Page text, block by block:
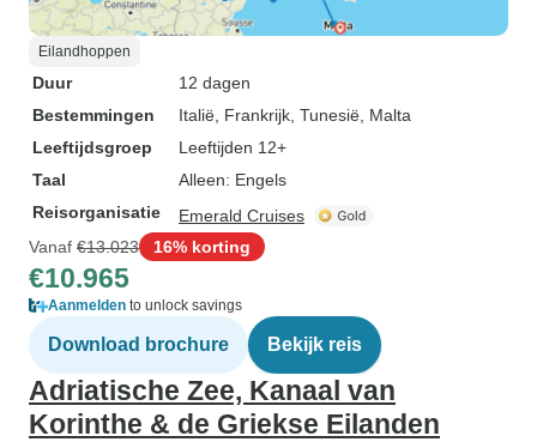
Eilandhoppen
Duur
12 dagen
Bestemmingen
Italië , Frankrijk , Tunesië , Malta
Leeftijdsgroep
Leeftijden 12+
Taal
Alleen: Engels
Reisorganisatie
Emerald Cruises
Vanaf €13.023 16% korting
€10.965
Aanmelden to unlock savings
Download brochure Bekijk reis
Adriatische Zee, Kanaal van
Korinthe & de Griekse Eilanden